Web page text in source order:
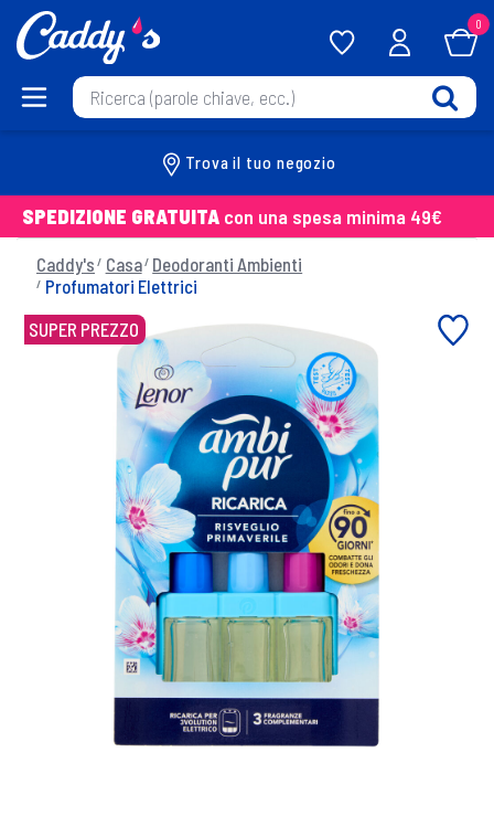
0
Trova il tuo negozio
SPEDIZIONE GRATUITA con una spesa minima 49€
Caddy's Casa Deodoranti Ambienti
Profumatori Elettrici
SUPER PREZZO